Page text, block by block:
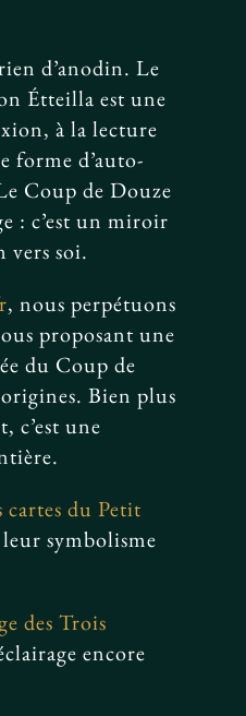
d’anodin. Le
Étteilla est une
à la lecture
forme d’auto-
Coup de Douze
: c’est un miroir
soi.
, nous perpétuons
proposant une
du Coup de
Bien plus
c’est une
cartes du Petit
symbolisme
des Trois
encore